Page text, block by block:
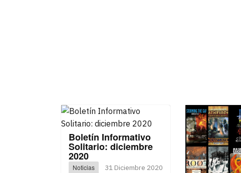
Boletín Informativo
Solitario: diciembre
2020
Noticias
31 Diciembre 2020